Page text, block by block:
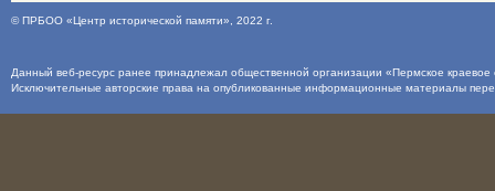
©ПРБОО «Центр исторической памяти» , 2022 г.
Данный веб-ресурс ранее принадлежал общественной организации «Пермское
Исключительные авторские права на опубликованные информационные материалы